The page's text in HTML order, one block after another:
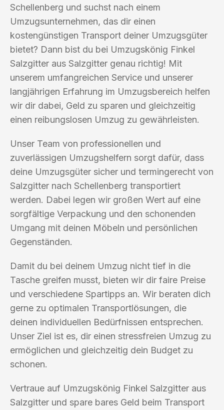
Schellenberg und suchst nach einem
Umzugsunternehmen, das dir einen
kostengünstigen Transport deiner Umzugsgüter
bietet? Dann bist du bei Umzugskönig Finkel
Salzgitter aus Salzgitter genau richtig! Mit
unserem umfangreichen Service und unserer
langjährigen Erfahrung im Umzugsbereich helfen
wir dir dabei, Geld zu sparen und gleichzeitig
einen reibungslosen Umzug zu gewährleisten.
Unser Team von professionellen und
zuverlässigen Umzugshelfern sorgt dafür, dass
deine Umzugsgüter sicher und termingerecht von
Salzgitter nach Schellenberg transportiert
werden. Dabei legen wir großen Wert auf eine
sorgfältige Verpackung und den schonenden
Umgang mit deinen Möbeln und persönlichen
Gegenständen.
Damit du bei deinem Umzug nicht tief in die
Tasche greifen musst, bieten wir dir faire Preise
und verschiedene Spartipps an. Wir beraten dich
gerne zu optimalen Transportlösungen, die
deinen individuellen Bedürfnissen entsprechen.
Unser Ziel ist es, dir einen stressfreien Umzug zu
ermöglichen und gleichzeitig dein Budget zu
schonen.
Vertraue auf Umzugskönig Finkel Salzgitter aus
Salzgitter und spare bares Geld beim Transport